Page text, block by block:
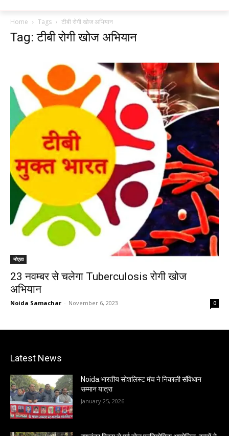
Home Tags टीबी रोगी खोज अभियान
Tag: टीबी रोगी खोज अभियान
नोएडा
23 नवम्बर से चलेगा Tuberculosis रोगी खोज
अभियान
Noida Samachar - November 6, 2023 0
Latest News
Noida:भारतीय सोशलिस्ट मंच ने निकाली संविधान
सम्मान यात्रा
January 25, 2026